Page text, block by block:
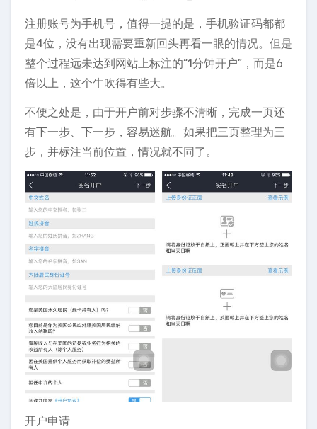
注册账号为手机号，值得一提的是，手机验证码都都
是4位，没有出现需要重新回头再看一眼的情况。但是
整个过程远未达到网站上标注的“1分钟开户”，而是6
倍以上，这个牛吹得有些大。
不便之处是，由于开户前对步骤不清晰，完成一页还
有下一步、下一步，容易迷航。如果把三页整理为三
步，并标注当前位置，情况就不同了。
开户申请